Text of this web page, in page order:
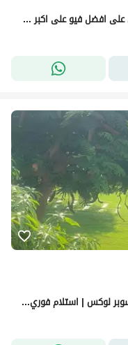
فيلا للبيع فى مدينه الشروق فى الباتيو تطل على افضل فيو على اكبر مساحه الارض (271م)
فيلا فاخرة للبيع في مدينتي | تشطيب الترا سوبر لوكس | استلام فوري باطلاله علي وايد جاردن ولاند اسكيب بفيو مميز جدا بمساحة 580 م